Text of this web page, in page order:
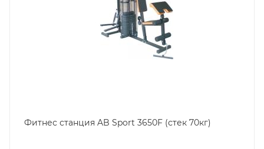
Фитнес станция AB Sport 3650F (стек 70кг)